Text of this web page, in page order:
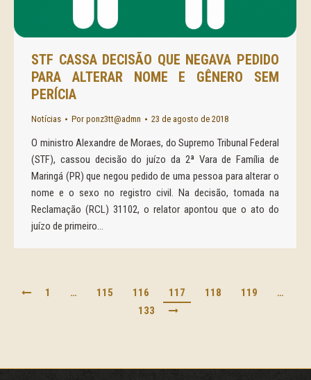
STF CASSA DECISÃO QUE NEGAVA PEDIDO
PARA ALTERAR NOME E GÊNERO SEM
PERÍCIA
Notícias Por ponz3tt@admn 23 de agosto de 2018
O ministro Alexandre de Moraes, do Supremo Tribunal Federal
(STF), cassou decisão do juízo da 2ª Vara de Família de
Maringá (PR) que negou pedido de uma pessoa para alterar o
nome e o sexo no registro civil. Na decisão, tomada na
Reclamação (RCL) 31102, o relator apontou que o ato do
juízo de primeiro…
1 … 115 116 117 118 119
…
133